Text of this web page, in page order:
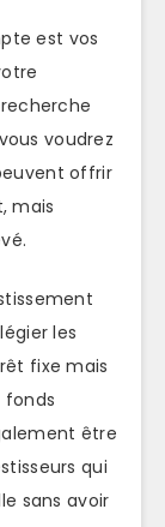
est vos
voudrez
offrir
mais
les
fixe mais
fonds
être
qui
sans avoir